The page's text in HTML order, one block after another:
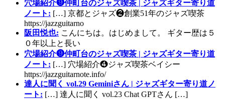
穴場紹介❾仲町台のジャズ喫茶 | ジャズギター寄り道
ノート: […] 京都とジャズ❷創業51年のジャズ喫茶
https://jazzguitarno
阪田悦也: こんにちは。はじめまして。 ギター歴は５
０年以上と長い
穴場紹介❾仲町台のジャズ喫茶 | ジャズギター寄り道
ノート: […] 穴場紹介❹ジャズ喫茶ベイシー
https://jazzguitarnote.info/
達人に聞く vol.29 Geminiさん | ジャズギター寄り道ノ
ート: […] 達人に聞く vol.23 Chat GPTさん […]